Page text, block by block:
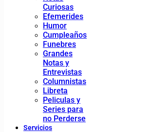
Curiosas
Efemerides
Humor
Cumpleaños
Funebres
Grandes
Notas y
Entrevistas
Columnistas
Libreta
Peliculas y
Series para
no Perderse
Servicios